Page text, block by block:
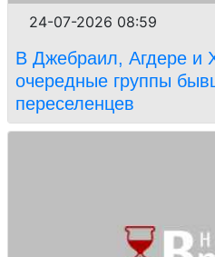
24-07-2026 08:59
В Джебраил, Агдере и
очередные группы
переселенцев